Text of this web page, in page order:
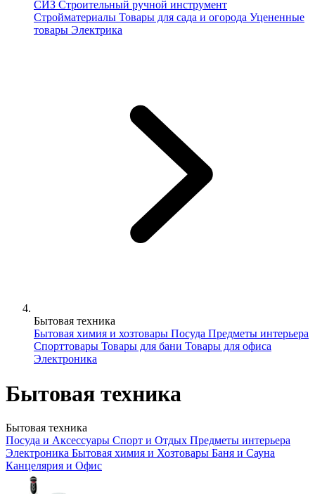
СИЗ Строительный ручной инструмент
Стройматериалы Товары для сада и огорода Уцененные
товары Электрика
Бытовая техника
Бытовая химия и хозтовары Посуда Предметы интерьера
Спорттовары Товары для бани Товары для офиса
Электроника
Бытовая техника
Бытовая техника
Посуда и Аксессуары Спорт и Отдых Предметы интерьера
Электроника Бытовая химия и Хозтовары Баня и Сауна
Канцелярия и Офис